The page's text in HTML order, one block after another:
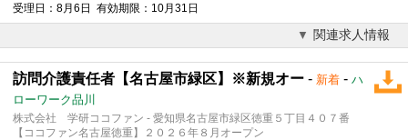
受理日：8月6日 有効期限：10月31日
関連求人情報
訪問介護責任者【名古屋市緑区】※新規オー - 新着 - ハ
ローワーク品川
株式会社 学研ココファン - 愛知県名古屋市緑区徳重５丁目４０７番
【ココファン名古屋徳重】２０２６年８月オープン